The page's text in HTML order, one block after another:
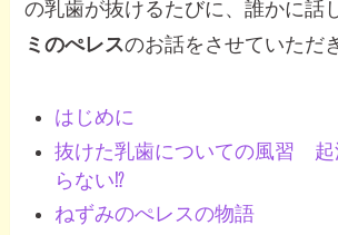
の乳歯が抜けるたびに、誰かに話
ミのぺレスのお話をさせていただ
はじめに
抜けた乳歯についての風習 起
らない⁉
ねずみのぺレスの物語